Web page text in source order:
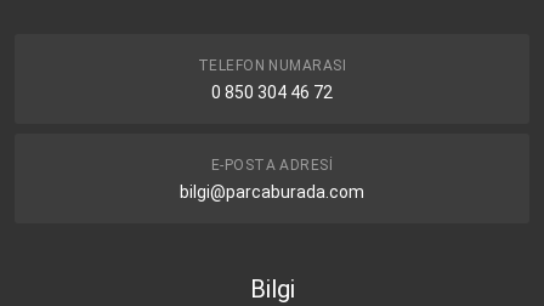
TELEFON NUMARASI
0 850 304 46 72
E-POSTA ADRESI
bilgi@parcaburada.com
Bilgi